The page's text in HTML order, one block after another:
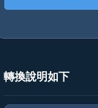
其他工具
轉換說明如下